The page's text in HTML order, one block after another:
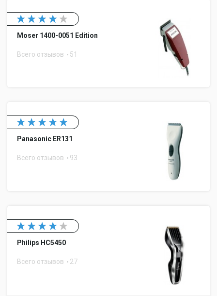
Moser 1400-0051 Edition
Всего отзывов 51
Panasonic ER131
Всего отзывов 93
Philips HC5450
Всего отзывов 27